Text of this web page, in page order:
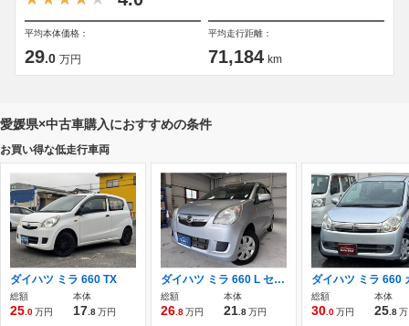
平均本体価格：
29.0 万円
平均走行距離：
71,184 km
愛媛県×中古車購入におすすめの条件
お買い得な低走行車両
ダイハツ ミラ 660 TX
総額
25 .0万円
本体
17 .8万円
ダイハツ ミラ 660 L セレクション 純正CD・FM/AMラジオ・電動格納ミラー・キ
総額
26 .8万円
本体
21 .8万円
総額
30 .0万円
本体
25 .8